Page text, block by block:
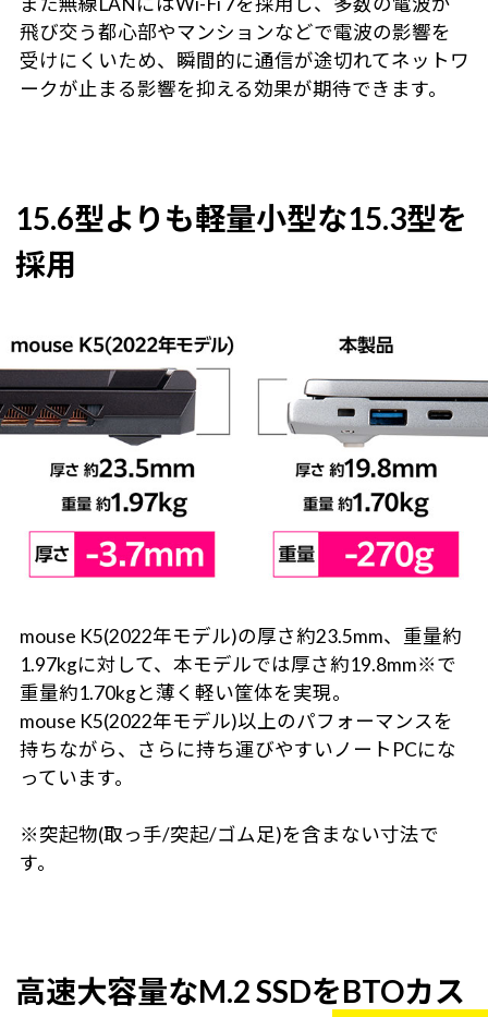
飛び交う都心部やマンションなどで電波の影響を
受けにくいため、瞬間的に通信が途切れてネットワ
ークが止まる影響を抑える効果が期待できます。
15.6型よりも軽量小型な15.3型を
採用
mouse K5(2022年モデル)の厚さ約23.5mm、重量約
1.97kgに対して、本モデルでは厚さ約19.8mm※で
重量約1.70kgと薄く軽い筐体を実現。
mouse K5(2022年モデル)以上のパフォーマンスを
持ちながら、さらに持ち運びやすいノートPCにな
っています。
※突起物(取っ手/突起/ゴム足)を含まない寸法で
す。
高速大容量なM.2 SSDをBTOカス